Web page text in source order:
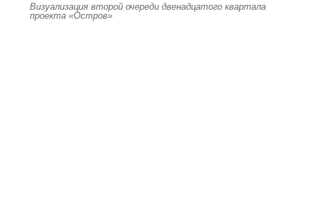
Визуализация второй очереди двенадцатого квартала
проекта «Остров»